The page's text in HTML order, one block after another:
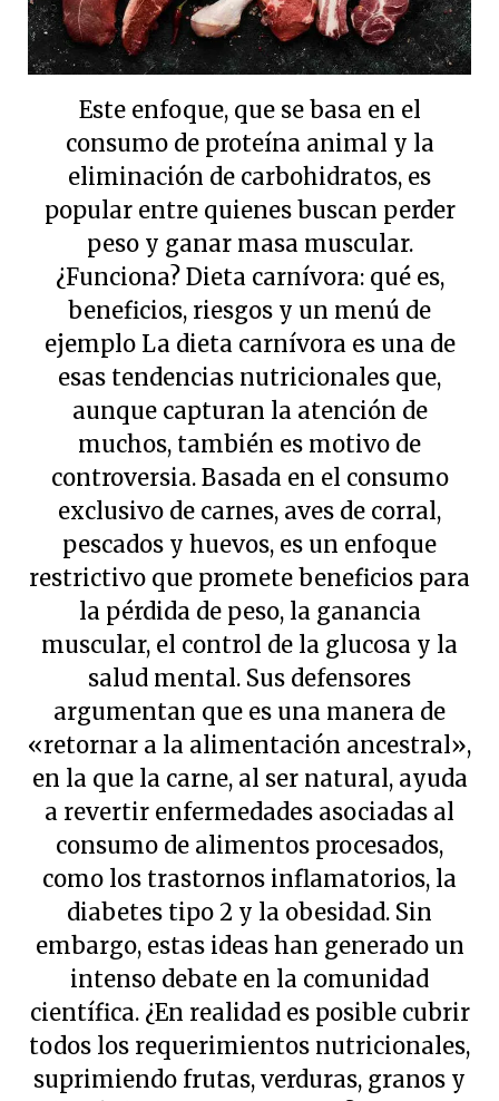
Este enfoque, que se basa en el consumo de proteína animal y la eliminación de carbohidratos, es popular entre quienes buscan perder peso y ganar masa muscular. ¿Funciona? Dieta carnívora: qué es, beneficios, riesgos y un menú de ejemplo La dieta carnívora es una de esas tendencias nutricionales que, aunque capturan la atención de muchos, también es motivo de controversia. Basada en el consumo exclusivo de carnes, aves de corral, pescados y huevos, es un enfoque restrictivo que promete beneficios para la pérdida de peso, la ganancia muscular, el control de la glucosa y la salud mental. Sus defensores argumentan que es una manera de «retornar a la alimentación ancestral», en la que la carne, al ser natural, ayuda a revertir enfermedades asociadas al consumo de alimentos procesados, como los trastornos inflamatorios, la diabetes tipo 2 y la obesidad. Sin embargo, estas ideas han generado un intenso debate en la comunidad científica. ¿En realidad es posible cubrir todos los requerimientos nutricionales, suprimiendo frutas, verduras, granos y demás hidratos de carbono? ¿Es sano consumir solo alimentos animales? Para resolver estos interrogantes, a continuación, te compartimos un análisis detallado sobre este régimen; desde cómo se hace hasta sus implicaciones, posibles beneficios y riesgos. Publicidad ¿En qué consiste la dieta carnívora? La dieta carnívora no tiene una única versión. Define tanto los programas de alimentación que proponen un consumo exclusivo de carnes rojas, como otros en los que se incorporan pescados, vísceras, aves, huevos y, a veces, productos lácteos. En general, implica la eliminación total —o máxima— de frutas, verduras, granos, legumbres y cualquier alimento vegetal. De este modo, la principal fuente de energía son las proteínas y las grasas, mientras que los carbohidratos se restringen de forma drástica. Asimismo, sus principios establecen un consumo de alimentos naturales sin procesar. No debe confundirse con la dieta Atkins y la dieta cetogénica, porque —aunque comparten ciertas similitudes en cuanto a la idea de ingerir la menor cantidad posible de carbohidratos— estas últimas son un poco más flexibles respecto a sus alimentos permitidos. Publicidad Lee también: El proceso bioquímico del efecto rebote de las dietas hipocalóricas Beneficios potenciales Los promotores de la dieta carnívora sustentan que es posible obtener la mayoría de los nutrientes esenciales a través de los alimentos animales; además, como es una dieta sin harinas, azúcares y productos procesados, su implementación se asocia a los siguientes beneficios: Pérdida de peso: la restricción total de carbohidratos puede inducir a la cetosis, un estado metabólico en el que el cuerpo utiliza las grasas como fuente de energía, dando lugar una disminución de peso rápida y significativa. Aumento de masa muscular: priorizar el consumo de proteínas completas —como las que aportan los alimentos de origen animal— promueve la síntesis muscular, ya que proporciona todos los aminoácidos esenciales. Además, la carne (en especial la roja) es una fuente de creatina, que favorece el crecimiento muscular y el rendimiento físico. Reducción de la inflamación: la restricción de alimentos vegetales evita la ingesta de lecitinas, oxalatos, gluten, azúcar y otras sustancias que se asocian a la exacerbación de síntomas de enfermedades inflamatorias, como la artritis, la psoriasis y la enfermedad de Crohn. Sin embargo, este argumento es controversial y se basa sobre todo en reportes anecdóticos. Control de los niveles de glucosa: al depender en gran medida de proteínas y grasas, el cuerpo produce glucosa a partir de precursores que no son carbohidratos (gluconeogénesis), lo que le permite mantener sus niveles más estables. De este modo, beneficia a personas con resistencia a la insulina y diabetes tipo 2. Claridad mental: la percepción de un aumento de energía y concentración es uno de los beneficios más reportados entre quienes siguen la dieta carnívora. Se justifica que la eliminación de los carbohidratos evitan picos y descensos de azúcar en sangre, que son los que provocan fatiga física y mental. De hecho, algunos afirman que este plan disminuye la inflamación en el cerebro y mejora las funciones cognitivas, pero no hay evidencia específica al respecto. Limitaciones La principal limitación de la dieta carnívora es que no existen estudios que respalden de forma exclusiva los beneficios antes mencionados. Hasta la fecha, las investigaciones disponibles son escasas, no son concluyentes o se han realizado con tamaños de muestras reducidos y de corta duración. Publicidad De hecho, la mayoría de los beneficios reportados provienen de testimonios personales de quienes siguen este plan. Y aunque muchos validan estas experiencias, no son suficientes para garantizar su seguridad y eficacia. Algunos de sus seguidores citan estudios realizados en dietas bajas en carbohidratos para justificar este régimen. Sin embargo, cabe aclarar que no son equivalentes. Los programas low carb dan cabida a ciertos vegetales, frutos secos y otras fuentes de fibra, aunque priorizan la ingesta de proteínas. En cambio, la dieta carnívora implica excluir al máximo —o por completo— estos alimentos, centrándose solo en los de origen animal. Esa falta de variedad y desequilibrio en la ingesta de nutrientes explican por qué implica riesgos que sobrepasan sus posibles beneficios. Riesgos La escasez de estudios concretos sobre los efectos a largo plazo de la dieta carnívora también dificulta saber con certeza cuáles son sus efectos negativos en la salud. Aun así, su exclusión de grupos alimentarios completos y carácter restrictivo son razones suficientes para catalogarla como riesgosa. Veamos sus principales desventajas. Publicidad Estreñimiento La exclusión de alimentos vegetales de la dieta carnívora elimina las fibras solubles e insolubles, necesarias para una salud intestinal óptima. En el cuerpo, esta sustancia absorbe agua, aumenta el volumen de las heces y facilita su expulsión. Al no obtener la cantidad adecuada, las heces se vuelven duras y secas, lo que deriva en estreñimiento. Alteración de la microbiota intestinal La ausencia de fibra dietética de este tipo de alimentación también reduce diversidad bacteriana en el intestino, lo que afecta de forma negativa la calidad de la microbiota. Al aumentar la presencia de bacterias dañinas y perjudicar las saludables, aumenta el riesgo de enfermedades digestivas, infecciosas e inflamatorias. Deficiencia de nutrientes esenciales Además de implicar una restricción significativa de carbohidratos, la dieta carnívora aumenta el riesgo de déficits de vitaminas (como la A, C, E y del complejo B), minerales (como el hierro, magnesio y potasio) y antioxidantes, que se encuentran en mayor cantidad en frutas, verduras, granos y legumbres. Publicidad Esto supone un problema, pues compromete las funciones del sistema inmunitario, aumenta la sensación de fatiga, eleva el riesgo de enfermedades cardiovasculares e incrementa el estrés oxidativo (vinculado al envejecimiento prematuro y a un mayor riesgo de patologías crónicas). Enfermedades cardiovasculares La relación entre la dieta carnívora y las enfermedades cardiovasculares es motivo de debate. Por un lado, se advierte que el consumo abundante de grasas saturadas y colesterol provenientes de la carne puede elevar los niveles de colesterol malo (LDL), un importante factor de riesgo de aterosclerosis, infarto y accidente cerebrovascular. Por otro lado, hay quienes sostienen que la reducción de peso y la normalización de los niveles de glucosa asociados a este enfoque nutricional puede, en teoría, reducir el riesgo de estas afecciones en algunas personas. Publicidad Lo cierto es que no hay suficientes evidencias para asegurar estos beneficios y se prefiere la dieta equilibrada y hábitos saludables, como vía para mejorar la salud cardiovascular. Acidosis y sobrecarga renal Un consumo abundante de proteínas incrementa la producción de ácidos metabólicos, como el ácido úrico, que puede generar acidosis metabólica leve, cálculos renales y sobrecarga en personas que tienen su función renal comprometida. En la dieta carnívora el riesgo es aún mayor, pues excluye alimentos alcalinos y antioxidantes como las frutas y vegetales, que ayudan a contrarrestar estos efectos. Publicidad Alteraciones emocionales La eliminación de carbohidratos afecta la segregación de serotonina, un neurotransmisor que desempeña un papel crucial en la regulación del estado de ánimo. Esto, sumado al déficit de vitaminas del complejo B, puede producir síntomas de fatiga mental, depresión y ansiedad en algunas personas. Impacto ambiental No supone un riesgo directo para la salud, pero no hay que ignorar el hecho de que las dietas carnívoras se consideran insostenibles en lo que a medio ambiente se refiere, pues la producción ganadera implica una mayor deforestación de bosques, degradación de los suelos, uso de agua y un aumento de emisiones de gases de efecto invernadero. ¿Cómo se hace la dieta carnívora? Las reglas de la dieta carnívora son muy simples: realizar todas las comidas con alimentos de origen animal y mantenerse hidratado con agua. Además, es recomendable elegir preparaciones a la plancha, guisadas, a la parrilla o al vapor. Publicidad Alimentos permitidos Carnes: ternera, res, cerdo, cordero, búfalo. Órganos y vísceras: hígado, riñón, corazón. Aves de corral: pollo, pavo, pato. Pescados: salmón, atún, sardinas, trucha, bonito, arenque. Mariscos: camarones, langosta, mejillones, ostras. Huevos. Grasas animales: manteca de cerdo, mantequilla de vaca, sebo. Lácteos (opcionales): queso parmesano, queso cheddar, crema espesa, yogur sin azúcar. Bebidas: agua, caldo de huesos, infusiones y café. Alimentos para evitar Frutas: manzanas, plátanos, naranjas, fresas, peras, papaya, sandía, uva y demás variedades. Verduras: espinacas, brócoli, zanahorias, lechugas, tomate, calabazas, calabacín, en